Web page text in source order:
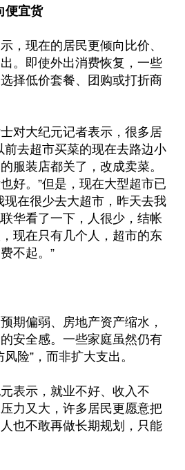
便宜货
，现在的居民更倾向比价、
。即使外出消费恢复，一些
择低价套餐、团购或打折商
对大纪元记者表示，很多居
前去超市买菜的现在去路边小
服装店都关了，改成卖菜。
好。”但是，现在大型超市已
现在很少去大超市，昨天去我
华看了一下，人很少，结帐
现在只有几个人，超市的东
不起。”
期偏弱、房地产资产缩水，
安全感。一些家庭虽然仍有
险”，而非扩大支出。
表示，就业不好、收入不
力又大，许多居民更愿意把
也不敢再做长期规划，只能